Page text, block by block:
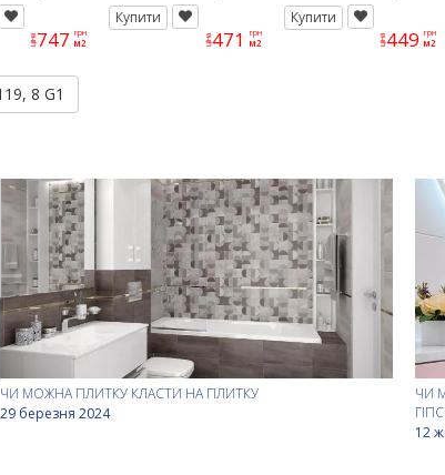
ціна747 грн
м2
Купити
ціна471 грн
м2
Купити
ціна449 грн
м2
8 G1
ЧИ МОЖНА ПЛИТКУ КЛАСТИ НА ПЛИТКУ
29 березня 2024
ЧИ
12